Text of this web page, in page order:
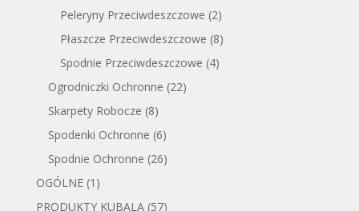
Peleryny Przeciwdeszczowe (2)
Płaszcze Przeciwdeszczowe (8)
Spodnie Przeciwdeszczowe (4)
Ogrodniczki Ochronne (22)
Skarpety Robocze (8)
Spodenki Ochronne (6)
Spodnie Ochronne (26)
OGÓLNE (1)
PRODUKTY KUBALA (57)